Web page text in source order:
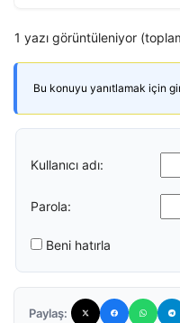
1 yazı görüntüleniyor
Bu konuyu yanıtlamak için
Kullanıcı adı:
Parola:
Beni hatırla
Paylaş: